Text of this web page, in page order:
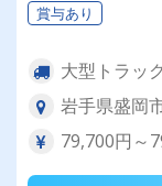
賞与あり
大型トラッ
岩手県盛岡
79,700円～